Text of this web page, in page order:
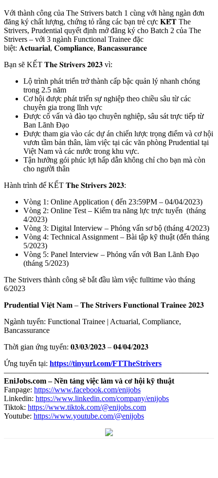
Với thành công của The Strivers batch 1 cùng với hàng ngàn đơn
đăng ký chất lượng, chứng tỏ rằng các bạn trẻ cực 𝐊𝐄̂́𝐓 The
Strivers, Prudential quyết định mở đăng ký cho Batch 2 của The
Strivers – với 3 ngành Functional Trainee đặc
biệt: 𝐀𝐜𝐭𝐮𝐚𝐫𝐢𝐚𝐥, 𝐂𝐨𝐦𝐩𝐥𝐢𝐚𝐧𝐜𝐞, 𝐁𝐚𝐧𝐜𝐚𝐬𝐬𝐮𝐫𝐚𝐧𝐜𝐞
Bạn sẽ KẾT 𝐓𝐡𝐞 𝐒𝐭𝐫𝐢𝐯𝐞𝐫𝐬 𝟐𝟎𝟐𝟑 vì:
Lộ trình phát triển trở thành cấp bậc quản lý nhanh chóng
trong 2.5 năm
Cơ hội được phát triển sự nghiệp theo chiều sâu từ các
chuyên gia trong lĩnh vực
Được cố vấn và đào tạo chuyên nghiệp, sâu sát trực tiếp từ
Ban Lãnh Đạo
Được tham gia vào các dự án chiến lược trọng điểm và cơ hội
vươn tầm bản thân, làm việc tại các văn phòng Prudential tại
Việt Nam và các nước trong khu vực.
Tận hưởng gói phúc lợi hấp dẫn không chỉ cho bạn mà còn
cho người thân
Hành trình để KẾT 𝐓𝐡𝐞 𝐒𝐭𝐫𝐢𝐯𝐞𝐫𝐬 𝟐𝟎𝟐𝟑:
Vòng 1: Online Application ( đến 23:59PM – 04/04/2023)
Vòng 2: Online Test – Kiểm tra năng lực trực tuyến (tháng
4/2023)
Vòng 3: Digital Interview – Phỏng vấn sơ bộ (tháng 4/2023)
Vòng 4: Technical Assignment – Bài tập kỹ thuật (đến tháng
5/2023)
Vòng 5: Panel Interview – Phỏng vấn với Ban Lãnh Đạo
(tháng 5/2023)
The Strivers thành công sẽ bắt đầu làm việc fulltime vào tháng
6/2023
𝐏𝐫𝐮𝐝𝐞𝐧𝐭𝐢𝐚𝐥 𝐕𝐢𝐞̣̂𝐭 𝐍𝐚𝐦 – 𝐓𝐡𝐞 𝐒𝐭𝐫𝐢𝐯𝐞𝐫𝐬 𝐅𝐮𝐧𝐜𝐭𝐢𝐨𝐧𝐚𝐥 𝐓𝐫𝐚𝐢𝐧𝐞𝐞 𝟐𝟎𝟐𝟑
Ngành tuyển: Functional Trainee | Actuarial, Compliance,
Bancassurance
Thời gian ứng tuyển: 𝟎𝟑/𝟎𝟑/𝟐𝟎𝟐𝟑 – 𝟎𝟒/𝟎𝟒/𝟐𝟎𝟐𝟑
Ứng tuyển tại: https://tinyurl.com/FTTheStrivers
——————————————————————————-
EniJobs.com – Nền tảng việc làm và cơ hội kỹ thuật
Fanpage: https://www.facebook.com/enijobs
Linkedin: https://www.linkedin.com/company/enijobs
Tiktok: https://www.tiktok.com/@enijobs.com
Youtube: https://www.youtube.com/@enijobs